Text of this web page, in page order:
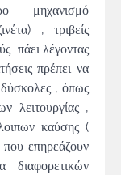
– μηχανισμό
, τριβείς
πάει λέγοντας
πρέπει να
δύσκολες , όπως
λειτουργίας ,
καύσης (
επηρεάζουν